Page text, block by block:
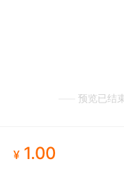
预览已结
¥ 1.00